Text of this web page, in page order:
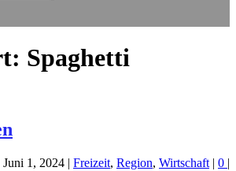
Spaghetti
Juni 1, 2024 | Freizeit, Region, Wirtschaft | 0 |